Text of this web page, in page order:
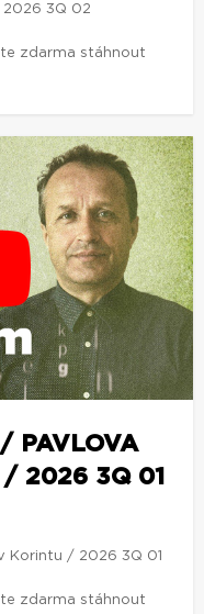
3Q 02
zdarma stáhnout
PAVLOVA
2026 3Q 01
Korintu / 2026 3Q 01
zdarma stáhnout